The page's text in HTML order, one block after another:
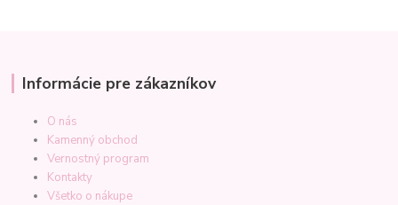
Informácie pre zákazníkov
O nás
Kamenný obchod
Vernostný program
Kontakty
Všetko o nákupe